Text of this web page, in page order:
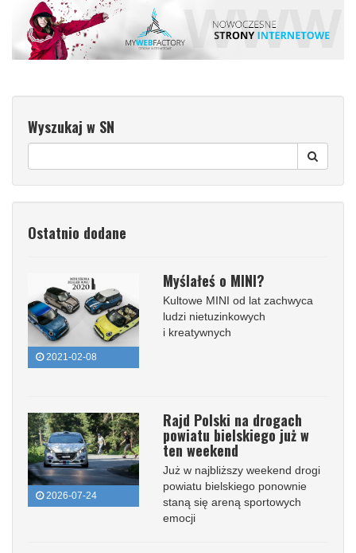
Wyszukaj w SN
Ostatnio dodane
2021-02-08
Myślałeś o MINI?
Kultowe MINI od lat zachwyca
ludzi nietuzinkowych
i kreatywnych
2026-07-24
Rajd Polski na drogach
powiatu bielskiego już w
ten weekend
Już w najbliższy weekend drogi
powiatu bielskiego ponownie
staną się areną sportowych
emocji